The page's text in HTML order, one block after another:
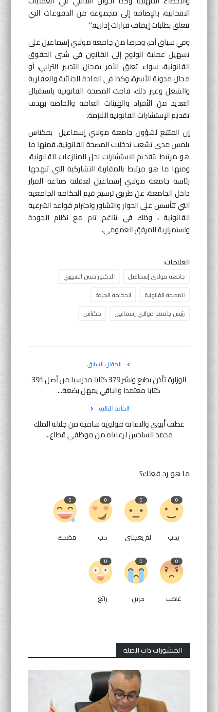
الانتخابية، بالإضافة إلى مجموعة من الدفوعات التي
تتعلق بطلبات إيقاف قرارات إدارية."
وفي سياق آخر، وحرصا من جامعة مولاي إسماعيل على
تسهيل عملية الولوج إلى القانون في شتى الحقوق
القانونية، سواء تعلق الأمر بمجال التدبير الترابي، أو
مجال مدونة الأسرة، وكذا في المادة الجنائية والعقارية
والشغل وغير ذلك، قامت المصحة القانونية باستقبال
العديد من الأفراد والهيئات العامة والخاصة بهدف
تقديم الإستشارات القانونية اللازمة.
إن المتتبع لشؤون جامعة مولاي إسماعيل بمكناس
يلمس مدى تشعب تدخلات المصحة القانونية، فمنها ما
هو مرتبط بتقديم الاستشارات لحل المنازعات القانونية،
ومنها ما هو مرتبط بالمقاربة التشاركية التي تنهجها
رئاسة جامعة مولاي إسماعيل لعقلنة صناعة القرار
داخل الجامعة، عن طريق ترسيخ قيم الحكامة الجامعية
التي تتأسس على الحوار والتشاور واحترام قواعد الشرعية
القانونية ، وذلك في تناغم تام مع نظام الجودة
واستمرارية المرفق العمومي.
العلامات:
جامعة مولاي إسماعيل
الدكتور حسن السهبي
المصحة القانونية
الحكامة الجيدة
رئيس جامعة مولاي إسماعيل
مكناس
المقال السابق
الوزارة تأذن بطبع ونشر 379 كتابا مدرسيا من أصل 391
كتابا معتمدا والباقي يمهل بضعة...
المادة التالية
عطف أبوي والتفاتة مولوية سامية من جلالة الملك
محمد السادس لرعاياه من موظفي قطاع...
ما هو رد فعلك؟
0
يحب
0
لم يعجبنى
0
حب
0
مضحك
0
غاضب
0
حزين
0
رائع
المنشورات ذات الصلة